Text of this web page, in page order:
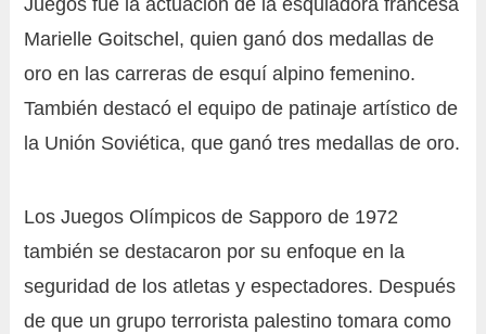
Juegos fue la actuación de la esquiadora francesa
Marielle Goitschel, quien ganó dos medallas de
oro en las carreras de esquí alpino femenino.
También destacó el equipo de patinaje artístico de
la Unión Soviética, que ganó tres medallas de oro.
Los Juegos Olímpicos de Sapporo de 1972
también se destacaron por su enfoque en la
seguridad de los atletas y espectadores. Después
de que un grupo terrorista palestino tomara como